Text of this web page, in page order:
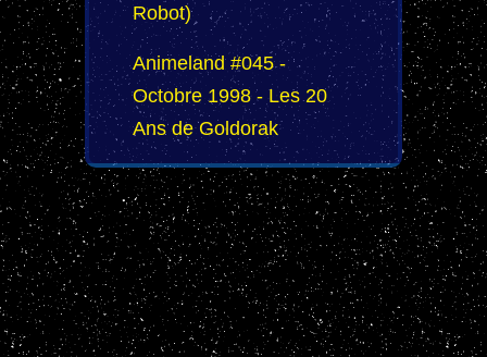
Robot)
Animeland #045 -
Octobre 1998 - Les 20
Ans de Goldorak